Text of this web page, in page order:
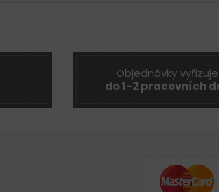
Objednávky vyřizuje
do 1-2 pracovních